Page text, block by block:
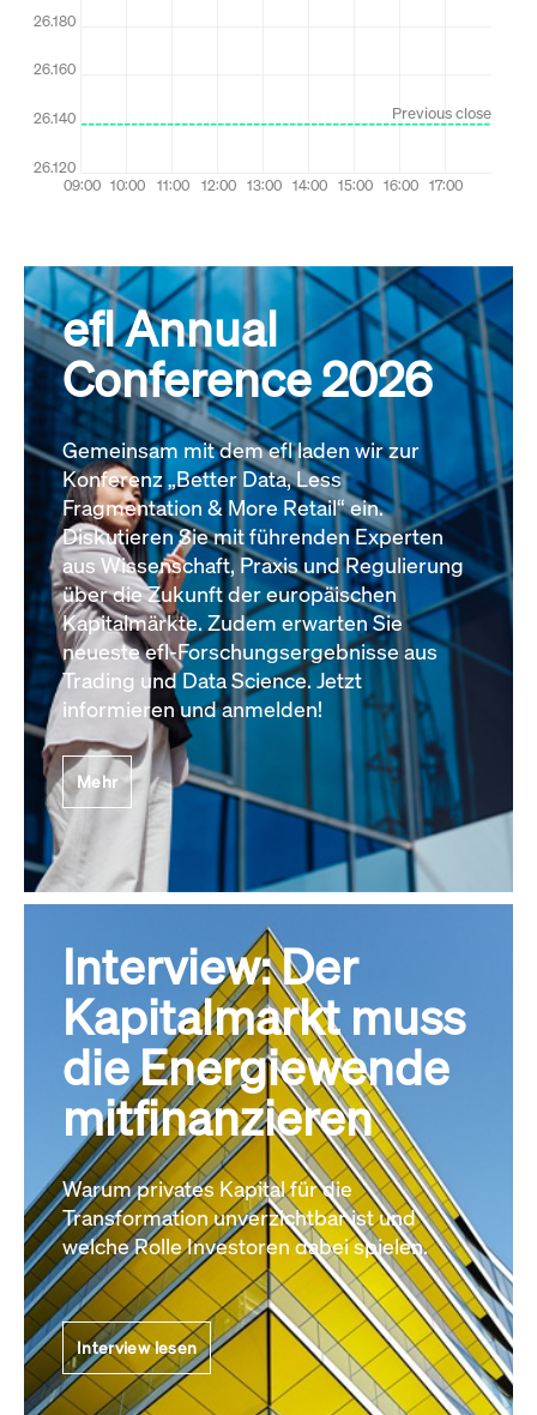
efl Annual
Conference 2026
Gemeinsam mit dem efl laden wir zur
Konferenz „Better Data, Less
Fragmentation & More Retail“ ein.
Diskutieren Sie mit führenden Experten
aus Wissenschaft, Praxis und Regulierung
über die Zukunft der europäischen
Kapitalmärkte. Zudem erwarten Sie
neueste efl-Forschungsergebnisse aus
Trading und Data Science. Jetzt
informieren und anmelden!
Mehr
Interview: Der
Kapitalmarkt muss
die Energiewende
mitfinanzieren
Warum privates Kapital für die
Transformation unverzichtbar ist und
welche Rolle Investoren dabei spielen.
Interview lesen